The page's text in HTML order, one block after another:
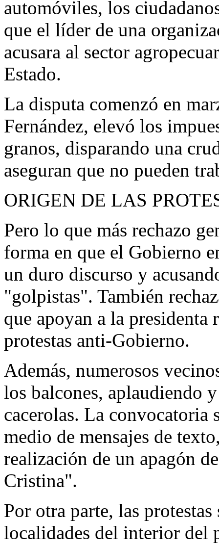
automóviles, los
que el líder de una
acusara al sector
Estado.
La disputa comenzó en
Fernández, elevó los
granos, disparando una
aseguran que no pueden
ORIGEN DE LAS
Pero lo que más rechazo
forma en que el Gobierno
un duro discurso y
"golpistas". También
que apoyan a la presidenta
protestas anti-Gobierno.
Además, numerosos
los balcones, aplaudiendo
cacerolas. La convocatoria
medio de mensajes de
realización de un apagón
Cristina".
Por otra parte, las
localidades del interior del